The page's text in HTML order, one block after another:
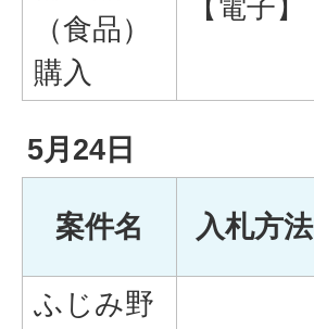
（食品）
購入
【電子】
5月24日
案件名 入札方法
ふじみ野